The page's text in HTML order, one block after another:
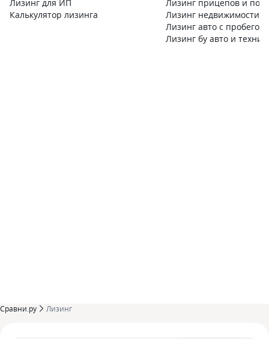
Лизинг для ИП
Калькулятор лизинга
Лизинг прицепов и
Лизинг недвижимости
Лизинг авто с пробегом
Лизинг бу авто и
Сравни.ру Лизинг